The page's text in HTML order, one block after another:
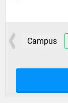
Campus